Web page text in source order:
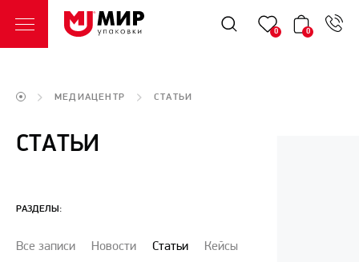
0 0
МЕДИАЦЕНТР СТАТЬИ
СТАТЬИ
РАЗДЕЛЫ:
Все записи Новости Статьи Кейсы